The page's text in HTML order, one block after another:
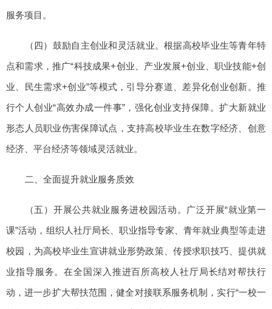
服务项目。
（四）鼓励自主创业和灵活就业。根据高校毕业生等青年特
点和需求，推广“科技成果+创业、产业发展+创业、职业技能+创
业、民生需求+创业”等模式，引导分赛道、差异化创业创新。推
行个人创业“高效办成一件事”，强化创业支持保障。扩大新就业
形态人员职业伤害保障试点，支持高校毕业生在数字经济、创意
经济、平台经济等领域灵活就业。
二、全面提升就业服务质效
（五）开展公共就业服务进校园活动。广泛开展“就业第一
课”活动，组织人社厅局长、职业指导专家、青年就业典型等走进
校园，为高校毕业生宣讲就业形势政策、传授求职技巧、提供就
业指导服务。在全国深入推进百所高校人社厅局长结对帮扶行
动，进一步扩大帮扶范围，健全对接联系服务机制，实行“一校一